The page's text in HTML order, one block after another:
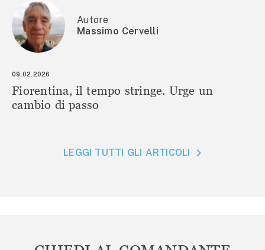
Autore
Massimo Cervelli
09.02.2026
Fiorentina, il tempo stringe. Urge un
cambio di passo
LEGGI TUTTI GLI ARTICOLI